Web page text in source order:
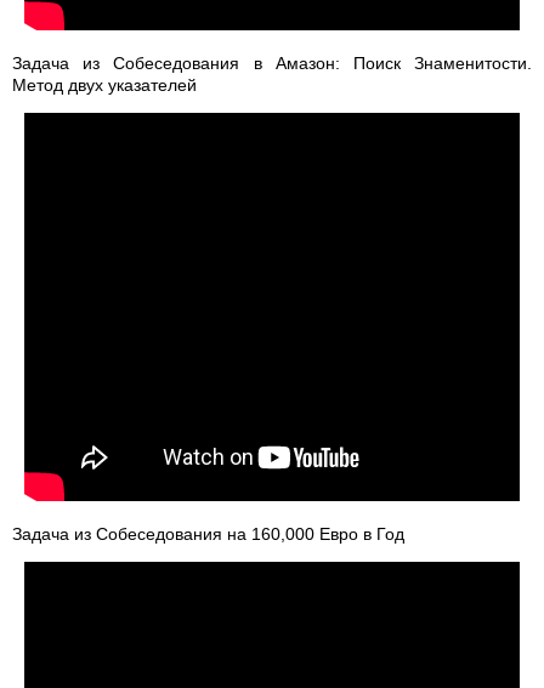
Задача из Собеседования в Амазон: Поиск Знаменитости.
Метод двух указателей
Задача из Собеседования на 160,000 Евро в Год